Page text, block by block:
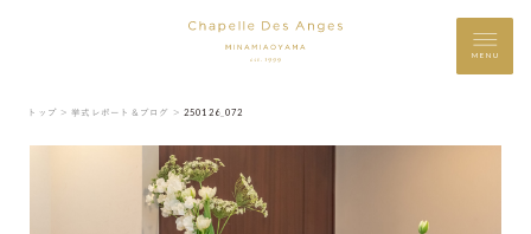
MENU
トップ ＞ 挙式レポート＆ブログ ＞ 250126_072